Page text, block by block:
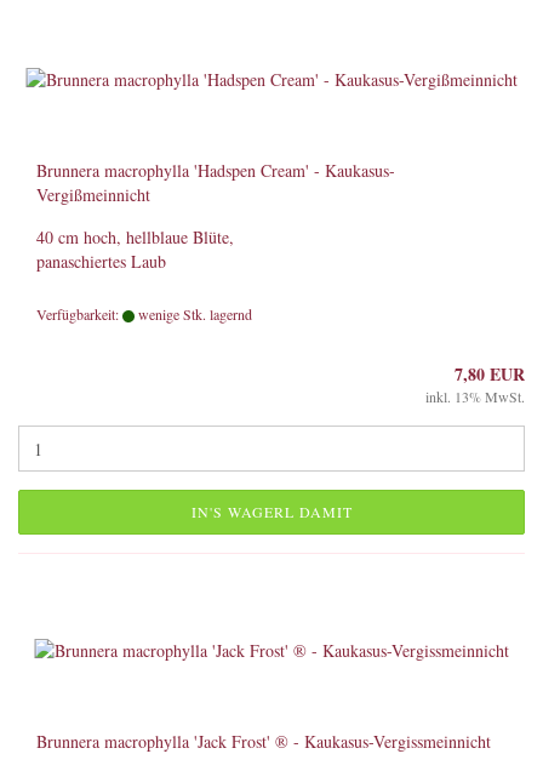
Brunnera macrophylla 'Hadspen Cream' - Kaukasus-
Vergißmeinnicht
40 cm hoch, hellblaue Blüte,
panaschiertes Laub
Verfügbarkeit: wenige Stk. lagernd
7,80 EUR
inkl. 13% MwSt.
IN'S WAGERL DAMIT
Brunnera macrophylla 'Jack Frost' ® - Kaukasus-Vergissmeinnicht